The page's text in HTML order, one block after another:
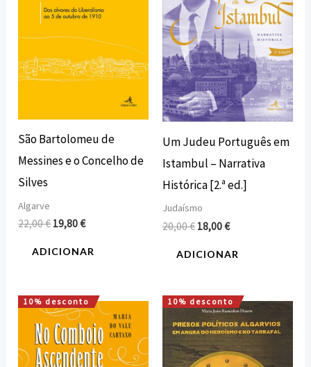
São Bartolomeu de
Messines e o Concelho de
Silves
Algarve
22,00€ 19,80€
ADICIONAR
Um Judeu Português em
Istambul – Narrativa
Histórica [2.ª ed.]
Judaísmo
20,00€ 18,00€
ADICIONAR
10% desconto
O
preço
original
era:
15,00 €.
O
preço
atual
é:
13,50 €.
10% desconto
O
preço
original
era:
7,50 €.
O
preço
atual
é:
6,75 €.